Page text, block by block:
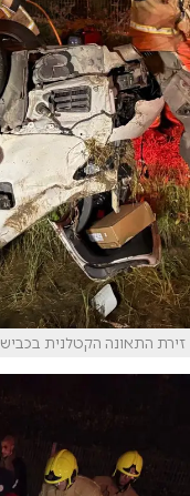
זירת התאונה הקטלנית בכביש 6 סמוך לניצני עוז | צילום: דוברות איחוד הצלה